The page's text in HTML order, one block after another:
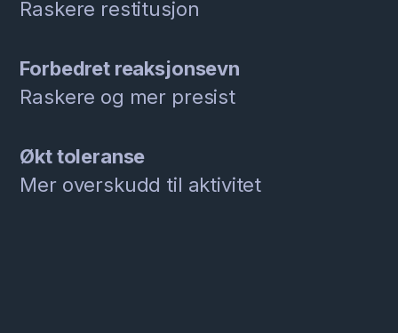
Raskere restitusjon
Forbedret reaksjonsevn
Raskere og mer presist
Økt toleranse
Mer overskudd til aktivitet